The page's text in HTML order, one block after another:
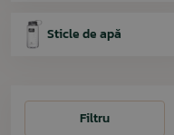
Sticle de apă
FiltruFiltru